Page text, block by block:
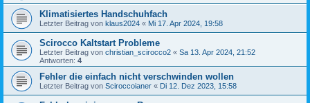
Klimatisiertes Handschuhfach
Letzter Beitrag von klaus2024 « Mi 17. Apr 2024, 19:58
Scirocco Kaltstart Probleme
Letzter Beitrag von christian_scirocco2 « Sa 13. Apr 2024, 21:52
Antworten: 4
Fehler die einfach nicht verschwinden wollen
Letzter Beitrag von Sciroccoianer « Di 12. Dez 2023, 15:58